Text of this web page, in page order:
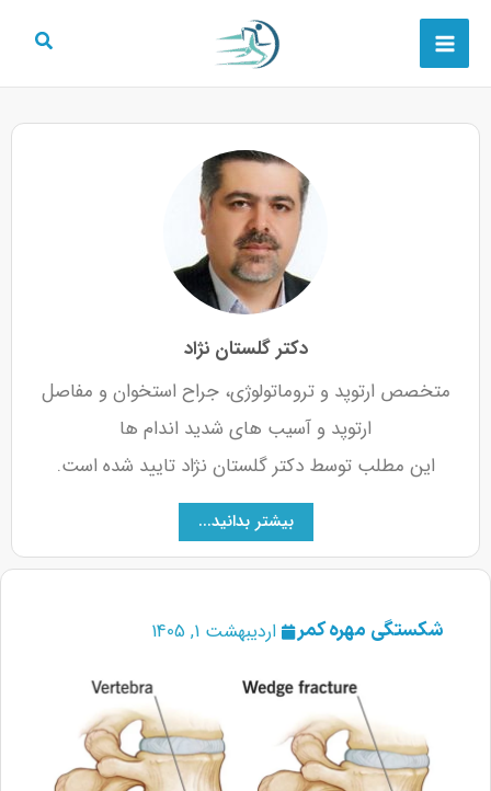
پرش
محتوا
Main
Menu
شکستگی مهره کمر اردیبهشت 1, 1405
دکتر گلستان نژاد
متخصص ارتوپد و تروماتولوژی، جراح استخوان و مفاصل
ارتوپد و آسیب های شدید اندام ها
این مطلب توسط دکتر گلستان نژاد تایید شده است.
بیشتر بدانید...